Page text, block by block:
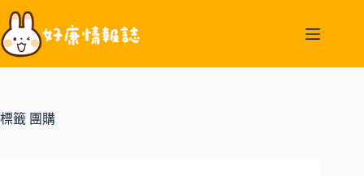
跳
至
主
要
標籤 團購